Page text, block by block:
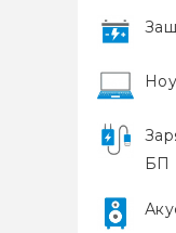
БП